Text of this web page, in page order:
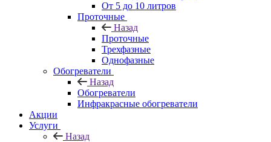
От 5 до 10 литров
Проточные
Назад
Проточные
Трехфазные
Однофазные
Обогреватели
Назад
Обогреватели
Инфракрасные обогреватели
Акции
Услуги
Назад